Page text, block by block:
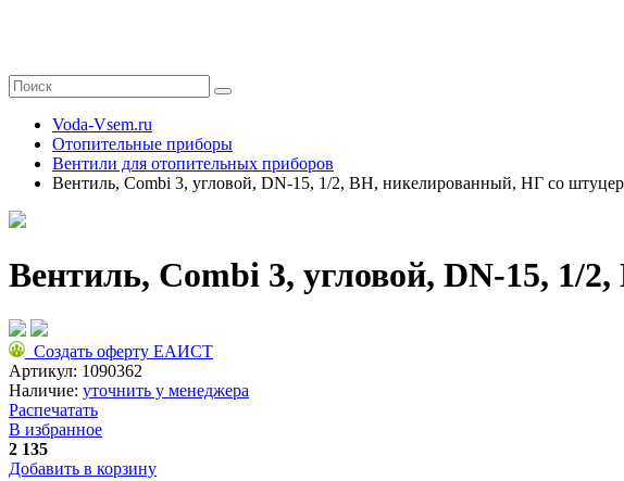
Voda-Vsem.ru
Отопительные приборы
Вентили для отопительных приборов
Вентиль, Combi 3, угловой, DN-15, 1/2, ВН, никелированный, НГ со
Вентиль, Combi 3, угловой, DN-15,
Создать оферту ЕАИСТ
Артикул: 1090362
Наличие: уточнить у менеджера
Распечатать
В избранное
2 135
Добавить в корзину